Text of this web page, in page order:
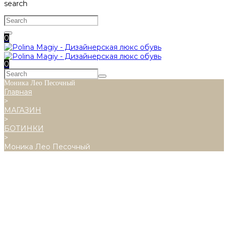
search
0
0
Моника Лео Песочный
Главная
>
МАГАЗИН
>
БОТИНКИ
>
Моника Лео Песочный